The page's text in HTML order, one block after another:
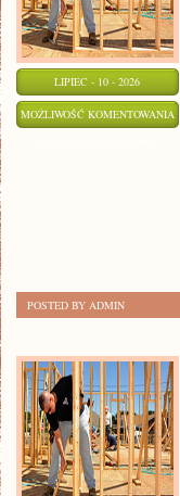
LIPIEC - 10 - 2026
MOŻLIWOŚĆ KOMENTOWANIA
POSTED BY ADMIN